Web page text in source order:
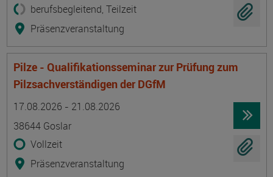
berufsbegleitend, Teilzeit
Präsenzveranstaltung
Pilze - Qualifikationsseminar zur Prüfung zum
Pilzsachverständigen der DGfM
17.08.2026 - 21.08.2026
38644 Goslar
Vollzeit
Präsenzveranstaltung